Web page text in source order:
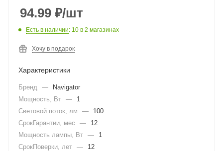
94.99 ₽/шт
Есть в наличии: 10 в 2 магазинах
Хочу в подарок
Характеристики
Бренд —
Navigator
Мощность, Вт —
1
Световой поток, лм
—
100
СрокГарантии, мес
—
12
Мощность лампы, Вт —
1
СрокПоверки, лет — 12